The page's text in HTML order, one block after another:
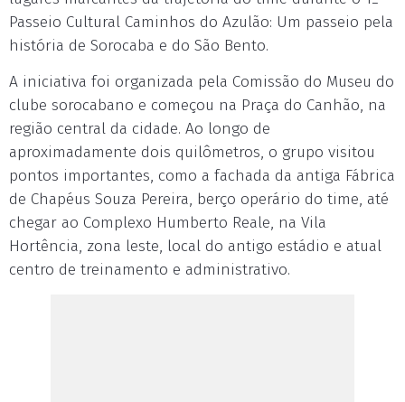
Passeio Cultural Caminhos do Azulão: Um passeio pela
história de Sorocaba e do São Bento.
A iniciativa foi organizada pela Comissão do Museu do
clube sorocabano e começou na Praça do Canhão, na
região central da cidade. Ao longo de
aproximadamente dois quilômetros, o grupo visitou
pontos importantes, como a fachada da antiga Fábrica
de Chapéus Souza Pereira, berço operário do time, até
chegar ao Complexo Humberto Reale, na Vila
Hortência, zona leste, local do antigo estádio e atual
centro de treinamento e administrativo.